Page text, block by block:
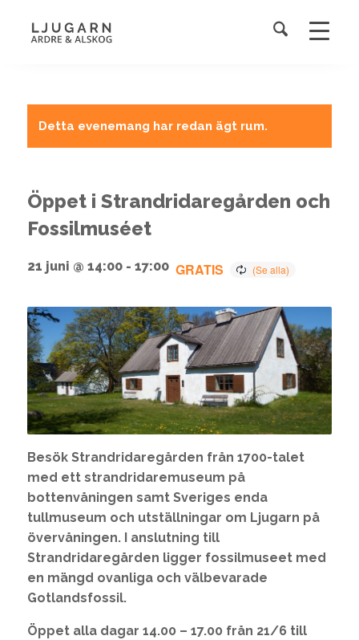
Detta evenemang har redan ägt rum.
Öppet i Strandridaregården och
Fossilmuséet
21 juni @ 14:00- 17:00 GRATIS
Besök Strandridaregården från 1700-talet
med ett strandridaremuseum på
bottenvåningen samt Sveriges enda
tullmuseum och utställningar om Ljugarn på
övervåningen. I anslutning till
Strandridaregården ligger fossilmuseet med
en mängd ovanliga och välbevarade
Gotlandsfossil.
Öppet alla dagar 14.00 – 17.00 från 21/6 till